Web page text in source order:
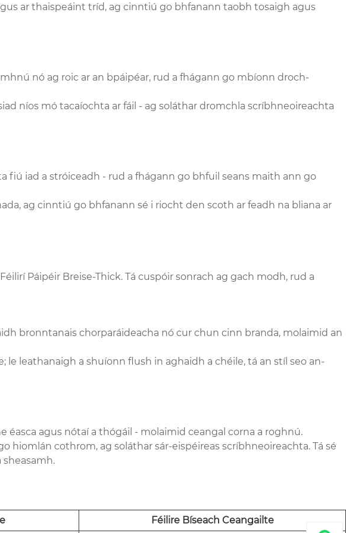
ar thaispeáint tríd, ag cinntiú go bhfanann taobh tosaigh agus
nó ag roic ar an bpáipéar, rud a fhágann go mbíonn droch-
níos mó tacaíochta ar fáil - ag soláthar dromchla scríbhneoireachta
fiú iad a stróiceadh - rud a fhágann go bhfuil seans maith ann go
ag cinntiú go bhfanann sé i riocht den scoth ar feadh na bliana ar
Páipéir Breise-Thick. Tá cuspóir sonrach ag gach modh, rud a
bronntanais chorparáideacha nó cur chun cinn branda, molaimid an
leathanaigh a shuíonn flush in aghaidh a chéile, tá an stíl seo an-
éasca agus nótaí a thógáil - molaimid ceangal corna a roghnú.
hiomlán cothrom, ag soláthar sár-eispéireas scríbhneoireachta. Tá sé
Féilire Bíseach Ceangailte